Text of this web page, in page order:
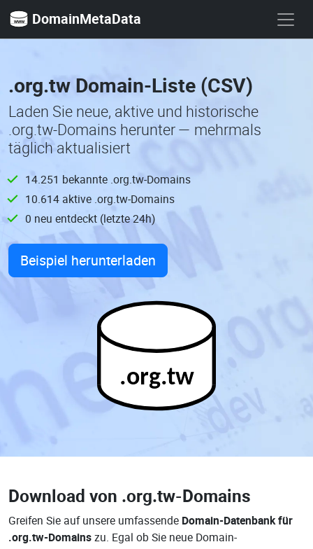
DomainMetaData
.org.tw Domain-Liste (CSV)
Laden Sie neue, aktive und historische
.org.tw-Domains herunter — mehrmals
täglich aktualisiert
14.251 bekannte .org.tw-Domains
10.614 aktive .org.tw-Domains
0 neu entdeckt (letzte 24h)
Beispiel herunterladen
.org.tw
Download von .org.tw-Domains
Greifen Sie auf unsere umfassende Domain-Datenbank für
.org.tw-Domainszu. Egal ob Sie neue Domain-